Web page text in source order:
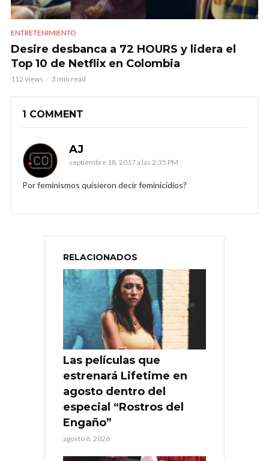
ENTRETENIMIENTO
Desire desbanca a 72 HOURS y lidera el
Top 10 de Netflix en Colombia
112 views 3 min read
1 COMMENT
AJ
septiembre 18, 2017 a las 2:35 PM
Por feminismos quisieron decir feminicidios?
RELACIONADOS
Las películas que
estrenará Lifetime en
agosto dentro del
especial “Rostros del
Engaño”
agosto 6, 2026